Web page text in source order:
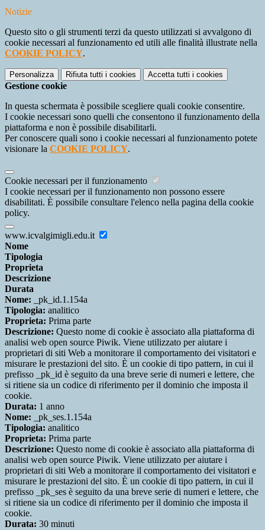
Notizie
Questo sito o gli strumenti terzi da questo utilizzati si avvalgono di
cookie necessari al funzionamento ed utili alle finalità illustrate nella
COOKIE POLICY.
Personalizza Rifiuta tutti i cookies Accetta tutti i cookies
Gestione cookie
In questa schermata è possibile scegliere quali cookie consentire.
I cookie necessari sono quelli che consentono il funzionamento della
piattaforma e non è possibile disabilitarli.
Per conoscere quali sono i cookie necessari al funzionamento potete
visionare la COOKIE POLICY.
Cookie necessari per il funzionamento
I cookie necessari per il funzionamento non possono essere
disabilitati. È possibile consultare l'elenco nella pagina della cookie
policy.
www.icvalgimigli.edu.it
Nome
Tipologia
Proprieta
Descrizione
Durata
Nome: _pk_id.1.154a
Tipologia: analitico
Proprieta: Prima parte
Descrizione: Questo nome di cookie è associato alla piattaforma di
analisi web open source Piwik. Viene utilizzato per aiutare i
proprietari di siti Web a monitorare il comportamento dei visitatori e
misurare le prestazioni del sito. È un cookie di tipo pattern, in cui il
prefisso _pk_id è seguito da una breve serie di numeri e lettere, che
si ritiene sia un codice di riferimento per il dominio che imposta il
cookie.
Durata: 1 anno
Nome: _pk_ses.1.154a
Tipologia: analitico
Proprieta: Prima parte
Descrizione: Questo nome di cookie è associato alla piattaforma di
analisi web open source Piwik. Viene utilizzato per aiutare i
proprietari di siti Web a monitorare il comportamento dei visitatori e
misurare le prestazioni del sito. È un cookie di tipo pattern, in cui il
prefisso _pk_ses è seguito da una breve serie di numeri e lettere, che
si ritiene sia un codice di riferimento per il dominio che imposta il
cookie.
Durata: 30 minuti